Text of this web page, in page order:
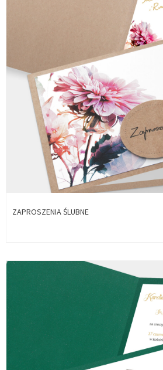
ZAPROSZENIA ŚLUBNE